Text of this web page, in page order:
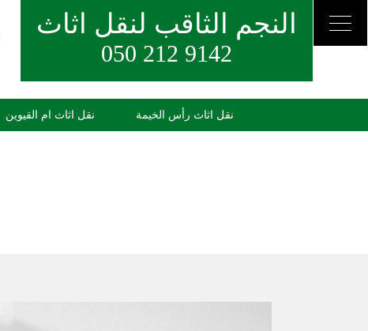
النجم الثاقب لنقل اثاث
050 212 9142
نقل اثاث ام القيوين نقل اثاث رأس الخيمة